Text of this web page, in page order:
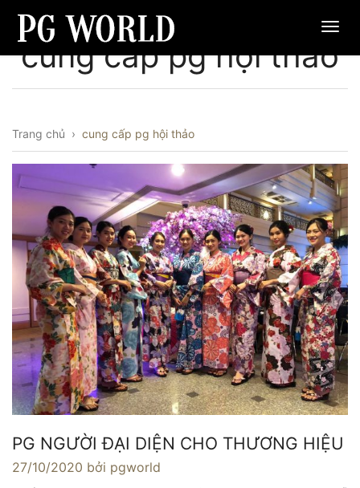
cung cấp pg hội thảo
Trang chủ › cung cấp pg hội thảo
PG NGƯỜI ĐẠI DIỆN CHO THƯƠNG HIỆU
27/10/2020 bởi pgworld